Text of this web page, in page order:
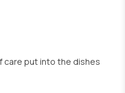
care put into the dishes